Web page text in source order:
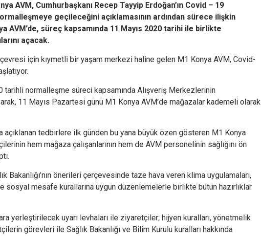
AVM, Cumhurbaşkanı Recep Tayyip Erdoğan’ın Covid – 19
geçileceğini açıklamasının ardından sürece ilişkin
AVM’de, süreç kapsamında 11 Mayıs 2020 tarihi ile birlikte
açacak.
için kıymetli bir yaşam merkezi haline gelen M1 Konya AVM, Covid-
tarihli normalleşme süreci kapsamında Alışveriş Merkezlerinin
11 Mayıs Pazartesi günü M1 Konya AVM’de mağazalar kademeli olarak
açıklanan tedbirlere ilk günden bu yana büyük özen gösteren M1 Konya
hem mağaza çalışanlarının hem de AVM personelinin sağlığını ön
Bakanlığı’nın önerileri çerçevesinde taze hava veren klima uygulamaları,
sosyal mesafe kurallarına uygun düzenlemelerle birlikte bütün hazırlıklar
yerleştirilecek uyarı levhaları ile ziyaretçiler; hijyen kuralları, yönetmelik
görevleri ile Sağlık Bakanlığı ve Bilim Kurulu kuralları hakkında